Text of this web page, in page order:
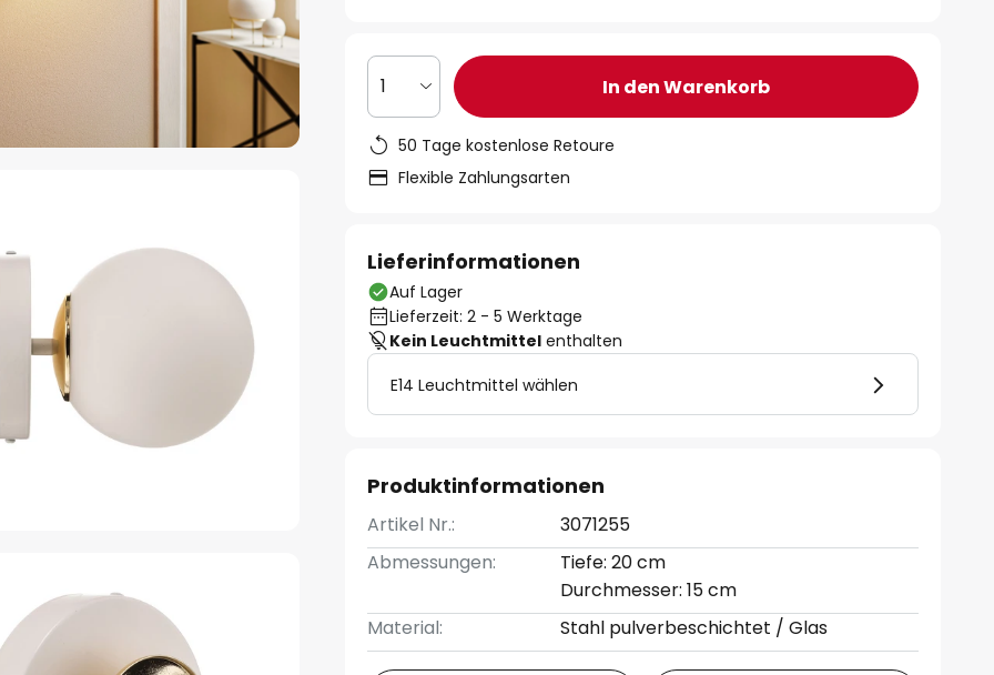
1 In den Warenkorb
50 Tage kostenlose Retoure
Flexible Zahlungsarten
Lieferinformationen
Auf Lager
Lieferzeit: 2 - 5 Werktage
Kein Leuchtmittel enthalten
E14 Leuchtmittel wählen
Produktinformationen
Artikel Nr.:
3071255
Abmessungen:
Tiefe: 20 cm
Durchmesser: 15 cm
Material:
Stahl pulverbeschichtet / Glas